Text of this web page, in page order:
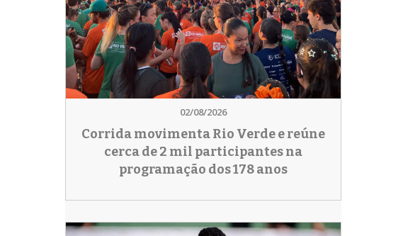
02/08/2026
Corrida movimenta Rio Verde e reúne
cerca de 2 mil participantes na
programação dos 178 anos